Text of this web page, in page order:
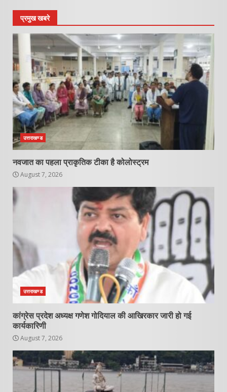
प्रमुख खबरे
उत्तराखण्ड
नवजात का पहला प्राकृतिक टीका है कोलोस्ट्रम
August 7, 2026
उत्तराखण्ड
कांग्रेस प्रदेश अध्यक्ष गणेश गोदियाल की आखिरकार जारी हो गई
कार्यकारिणी
August 7, 2026